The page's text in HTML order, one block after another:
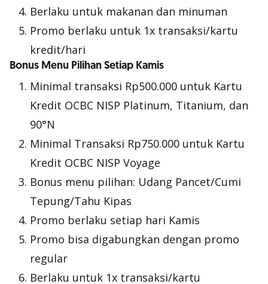
Berlaku untuk makanan dan minuman
Promo berlaku untuk 1x transaksi/kartu
kredit/hari
Bonus Menu Pilihan Setiap Kamis
Minimal transaksi Rp500.000 untuk Kartu
Kredit OCBC NISP Platinum, Titanium, dan
90°N
Minimal Transaksi Rp750.000 untuk Kartu
Kredit OCBC NISP Voyage
Bonus menu pilihan: Udang Pancet/Cumi
Tepung/Tahu Kipas
Promo berlaku setiap hari Kamis
Promo bisa digabungkan dengan promo
regular
Berlaku untuk 1x transaksi/kartu